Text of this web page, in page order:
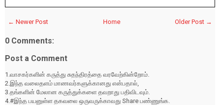
← Newer Post Older Post →
Home
0 Comments:
Post a Comment
1.வாசகர்களின் கருத்து சுதந்திரத்தை வரவேற்கின்றோம்.
2.இந்த வலைதளம் மாணவர்களுக்கானது என்பதால்,
3.தங்களின் மேலான கருத்துக்களை தவறாது பதிவிடவும்.
4.#இந்த பயனுள்ள தகவலை ஒருவருக்காவது Share பண்ணுங்க.